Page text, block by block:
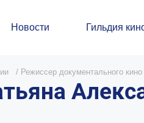
Новости Гильдия
/ Режиссер документального кино